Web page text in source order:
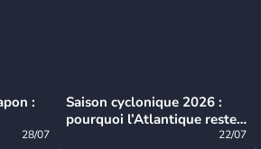
:
28/07
Saison cyclonique 2026 :
pourquoi l’Atlantique reste
22/07